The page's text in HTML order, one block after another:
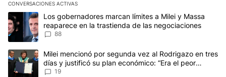
CONVERSACIONES ACTIVAS
Este listado muestra los artículos con más comentarios en los
Un artículo de tendencia con el título "Los gobernadores
Los gobernadores marcan límites a Milei y Massa
reaparece en la trastienda de las negociaciones
88
Un artículo de tendencia con el título "Milei mencionó por
Milei mencionó por segunda vez al Rodrigazo en tres
días y justificó su plan económico: “Era el peor
escenario posible”
19